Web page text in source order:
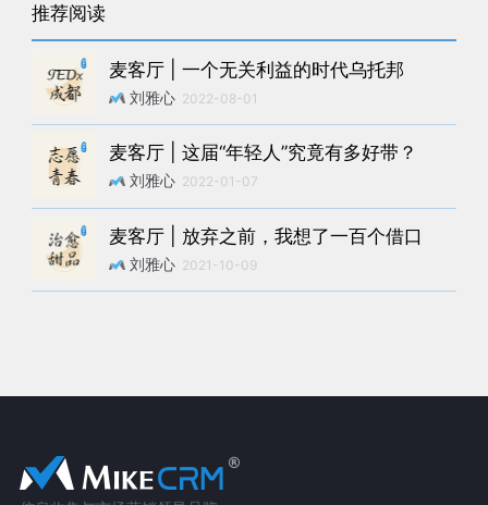
推荐阅读
麦客厅 | 一个无关利益的时代乌托邦
刘雅心 2022-08-01
麦客厅 | 这届“年轻人”究竟有多好带？
刘雅心 2022-01-07
麦客厅 | 放弃之前，我想了一百个借口
刘雅心 2021-10-09